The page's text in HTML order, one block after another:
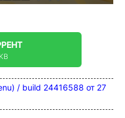
/ build 24416588 от 27